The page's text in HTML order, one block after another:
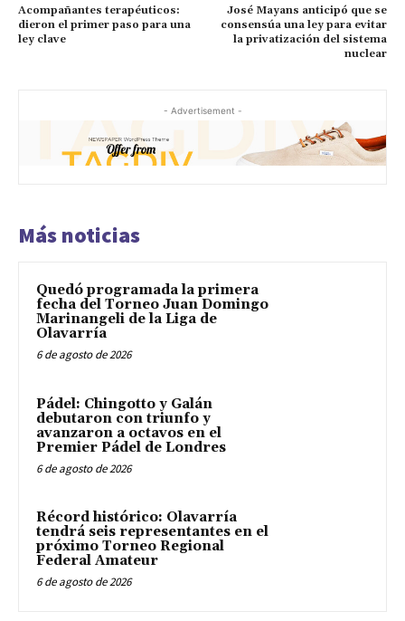
Acompañantes terapéuticos:
dieron el primer paso para una
ley clave
José Mayans anticipó que se
consensúa una ley para evitar
la privatización del sistema
nuclear
- Advertisement -
Más noticias
Quedó programada la primera
fecha del Torneo Juan Domingo
Marinangeli de la Liga de
Olavarría
6 de agosto de 2026
Pádel: Chingotto y Galán
debutaron con triunfo y
avanzaron a octavos en el
Premier Pádel de Londres
6 de agosto de 2026
Récord histórico: Olavarría
tendrá seis representantes en el
próximo Torneo Regional
Federal Amateur
6 de agosto de 2026